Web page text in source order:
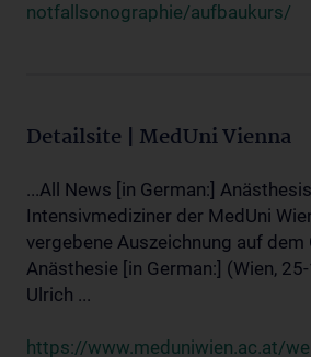
notfallsonographie/aufbaukurs/
Detailsite | MedUni Vienna
...All News [in German:]
Intensivmediziner der MedUni
vergebene Auszeichnung auf dem
Anästhesie [in German:] (Wien,
Ulrich ...
https://www.meduniwien.ac.at/